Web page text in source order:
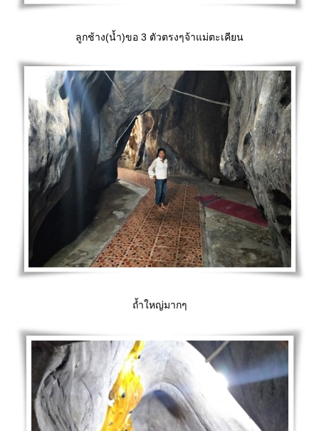
ลูกช้าง(น้ำ)ขอ 3 ตัวตรงๆจ้าแม่ตะเคียน
ถ้ำใหญ่มากๆ